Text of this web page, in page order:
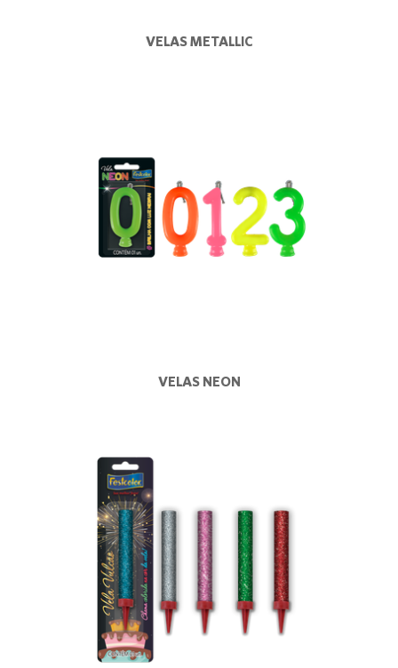
VELAS METALLIC
VELAS NEON